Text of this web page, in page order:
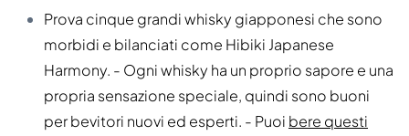
Prova cinque grandi whisky giapponesi che sono
morbidi e bilanciati come Hibiki Japanese
Harmony. - Ogni whisky ha un proprio sapore e una
propria sensazione speciale, quindi sono buoni
per bevitori nuovi ed esperti. - Puoi bere questi